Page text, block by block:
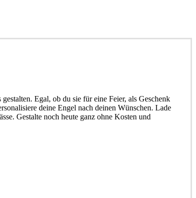
Egal, ob du sie für eine Feier, als Geschenk
deine Engel nach deinen Wünschen. Lade
Gestalte noch heute ganz ohne Kosten und